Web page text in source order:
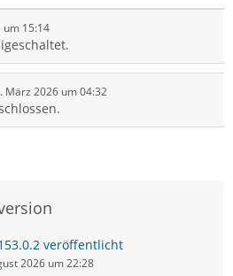
um 15:14
März 2026 um 04:32
veröffentlicht
2026 um 22:28